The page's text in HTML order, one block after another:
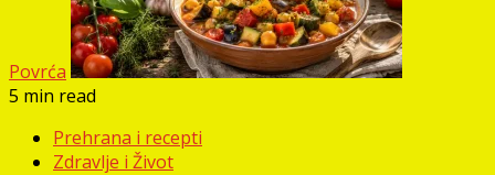
Povrća
5 min read
Prehrana i recepti
Zdravlje i Život